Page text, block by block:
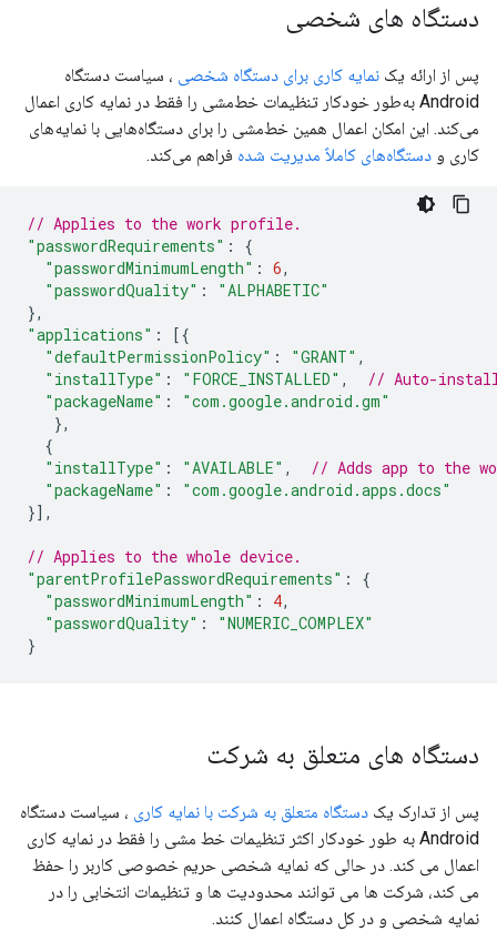
دستگاه های شخصی
پس از ارائه یک نمایه کاری برای دستگاه شخصی ، سیاست دستگاه
Android به‌طور خودکار تنظیمات خط‌مشی را فقط در نمایه کاری اعمال
می‌کند. این امکان اعمال همین خط‌مشی را برای دستگاه‌هایی با نمایه‌های
کاری و دستگاه‌های کاملاً مدیریت شده فراهم می‌کند.
// Applies to the work profile.
"passwordRequirements" :
{
"passwordMinimumLength" : 6,
"passwordQuality" :
"ALPHABETIC"
},
"applications" :
[{
"defaultPermissionPolicy" : "GRANT" ,
"installType" : "FORCE_INSTALLED" ,
// Auto-
"packageName" :
"com.google.android.gm"
},
{
"installType" : "AVAILABLE" ,
// Adds app to the
"packageName" :
"com.google.android.apps.docs"
}],
// Applies to the whole device.
"parentProfilePasswordRequirements" :
{
"passwordMinimumLength" : 4,
"passwordQuality" :
"NUMERIC_COMPLEX"
}
دستگاه های متعلق به شرکت
پس از تدارک یک دستگاه متعلق به شرکت با نمایه کاری ، سیاست دستگاه
Android به طور خودکار اکثر تنظیمات خط مشی را فقط در نمایه کاری
اعمال می کند. در حالی که نمایه شخصی حریم خصوصی کاربر را حفظ
می کند، شرکت ها می توانند محدودیت ها و تنظیمات انتخابی را در
نمایه شخصی و در کل دستگاه اعمال کنند.